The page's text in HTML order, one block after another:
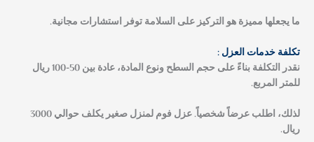
ما يجعلها مميزة هو التركيز على السلامة توفر استشارات مجانية.
تكلفة خدمات العزل :
نقدر التكلفة بناءً على حجم السطح ونوع المادة، عادة بين 50-100 ريال
للمتر المربع.
لذلك، اطلب عرضاً شخصياً. عزل فوم لمنزل صغير يكلف حوالي 3000
ريال.